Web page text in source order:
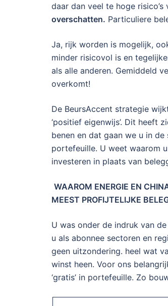
daar dan veel te hoge risico’s
overschatten. Particuliere
Ja, rijk worden is mogelijk,
minder risicovol is en
als alle anderen. Gemiddeld
overkomt!
De BeursAccent strategie
‘positief eigenwijs’. Dit heeft
benen en dat gaan we u in
portefeuille. U weet waarom
investeren in plaats van
WAAROM ENERGIE EN
MEEST PROFIJTELIJKE
U was onder de indruk van
u als abonnee sectoren en
geen uitzondering. heel wat
winst heen. Voor ons
‘gratis’ in portefeuille. Zo